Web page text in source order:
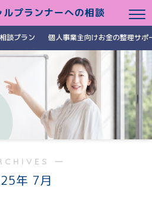
ルプランナーへの相談
談プラン 個人事業主向けお金の整理サポ
―
年 7月